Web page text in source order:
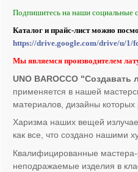
Подпишитесь на наши социальные
Каталог и прайс-лист можно
https://drive.google.com/drive/u/1/
Мы являемся производителем
UNO BAROCCO "Создавать
применяется в нашей
материалов, дизайны
Харизма наших вещей
как все, что создано нашими
Квалифицированные
неподражаемые изделия в